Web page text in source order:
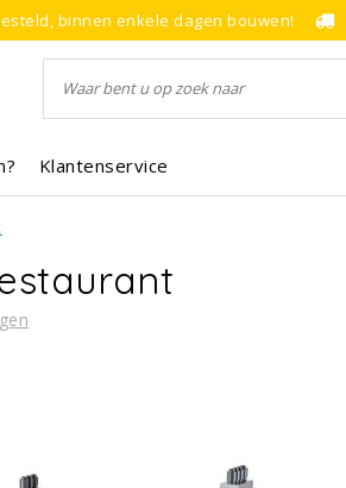
binnen enkele dagen bouwen!
Klantenservice